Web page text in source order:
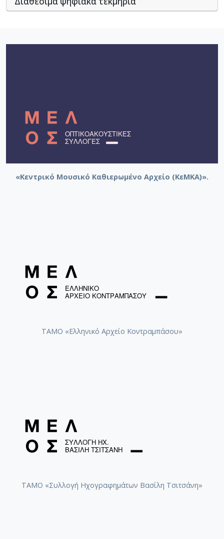
«Κεντρικό Μουσικό Καθιερωμένο Αρχείο (ΚεΜΚΑ)».
ΤΑΜΟ «Ελληνικό Αρχείο Κοντραμπάσου»
ΤΑΜΟ «Συλλογή Ηχογραφημάτων Βασίλη Τσιτσάνη»